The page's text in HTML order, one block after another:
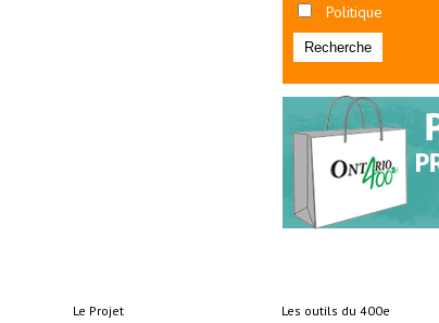
Politique
Le Projet
Les outils du 400e